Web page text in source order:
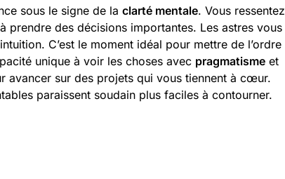
sous le signe de la clarté mentale. Vous ressentez
prendre des décisions importantes. Les astres vous
C’est le moment idéal pour mettre de l’ordre
unique à voir les choses avec pragmatisme et
avancer sur des projets qui vous tiennent à cœur.
paraissent soudain plus faciles à contourner.